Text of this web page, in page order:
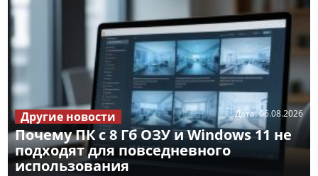
Почему ПК с 8 Гб ОЗУ и Windows 11 не
подходят для повседневного
использования
Дата:06.08.2026
Другие новости